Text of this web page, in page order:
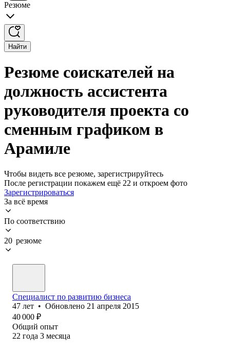
Резюме
Найти
Резюме соискателей на
должность ассистента
руководителя проекта со
сменным графиком в
Арамиле
Чтобы видеть все резюме, зарегистрируйтесь
После регистрации покажем ещё 22 и откроем фото
Зарегистрироваться
За всё время
По соответствию
20 резюме
Специалист по развитию бизнеса
47 лет • Обновлено 21 апреля 2015
40 000 ₽
Общий опыт
22 года 3 месяца